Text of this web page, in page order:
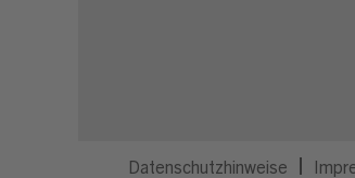
Datenschutzhinweise